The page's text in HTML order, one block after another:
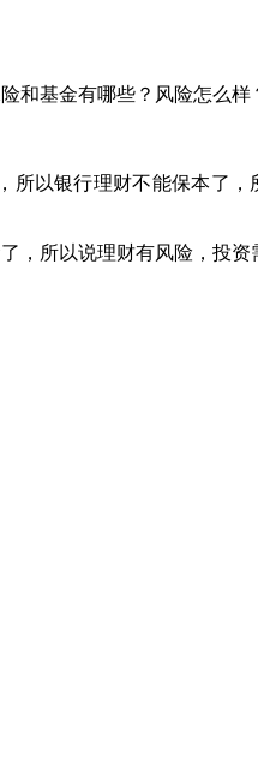
和基金有哪些？风险怎么样
以银行理财不能保本了，
所以说理财有风险，投资